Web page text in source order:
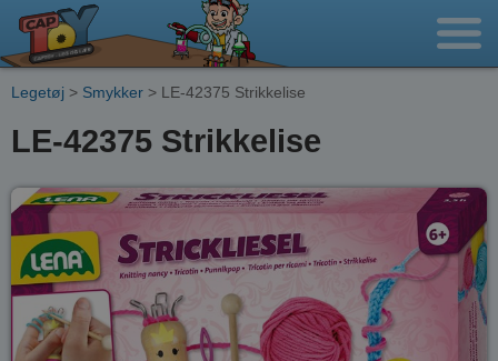
Legetøj > Smykker > LE-42375 Strikkelise
LE-42375 Strikkelise